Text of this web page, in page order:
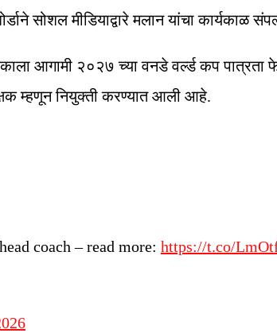
सोशल मीडियाद्वारे मलान यांचा कार्यकाळ
आगामी २०२७ च्या वनडे वर्ल्ड कप
म्हणून नियुक्ती करण्यात आली आहे.
coach – read more: https://t.co/